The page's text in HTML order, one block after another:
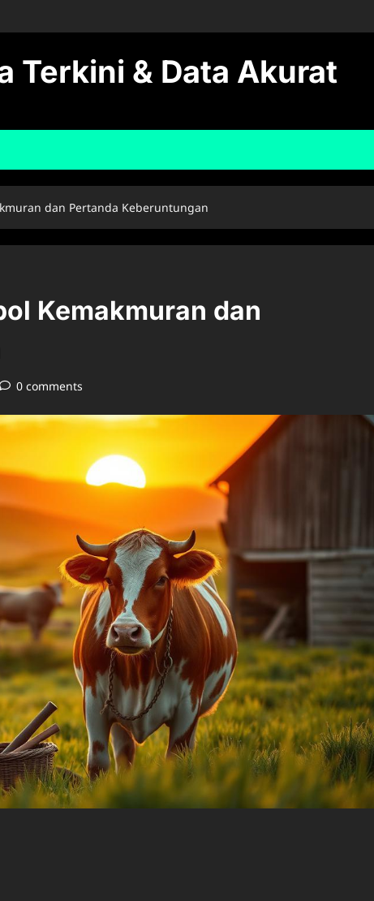
Terkini & Data Akurat
dan Pertanda Keberuntungan
Kemakmuran dan
0 comments